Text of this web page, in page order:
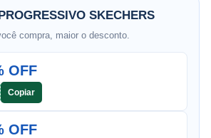
SKECHERS
compra, maior o desconto.
OFF
Copiar
OFF